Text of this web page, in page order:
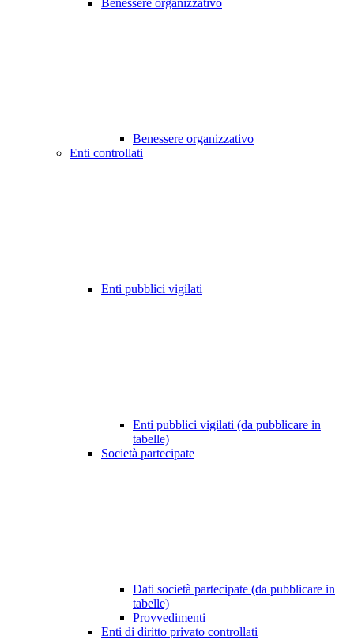
Benessere organizzativo
Benessere organizzativo
Enti controllati
Enti pubblici vigilati
Enti pubblici vigilati (da pubblicare in
tabelle)
Società partecipate
Dati società partecipate (da pubblicare in
tabelle)
Provvedimenti
Enti di diritto privato controllati